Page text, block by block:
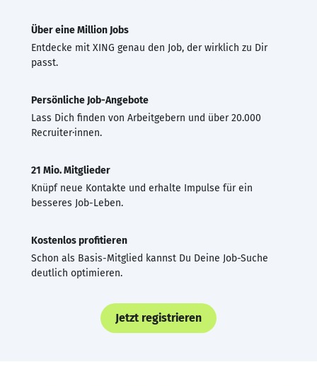
Über eine Million Jobs
Entdecke mit XING genau den Job, der wirklich zu Dir
passt.
Persönliche Job-Angebote
Lass Dich finden von Arbeitgebern und über 20.000
Recruiter·innen.
21 Mio. Mitglieder
Knüpf neue Kontakte und erhalte Impulse für ein
besseres Job-Leben.
Kostenlos profitieren
Schon als Basis-Mitglied kannst Du Deine Job-Suche
deutlich optimieren.
Jetzt registrieren